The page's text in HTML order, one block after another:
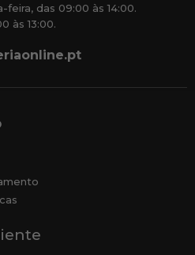
feira, das 09:00 às 14:00.
às 13:00.